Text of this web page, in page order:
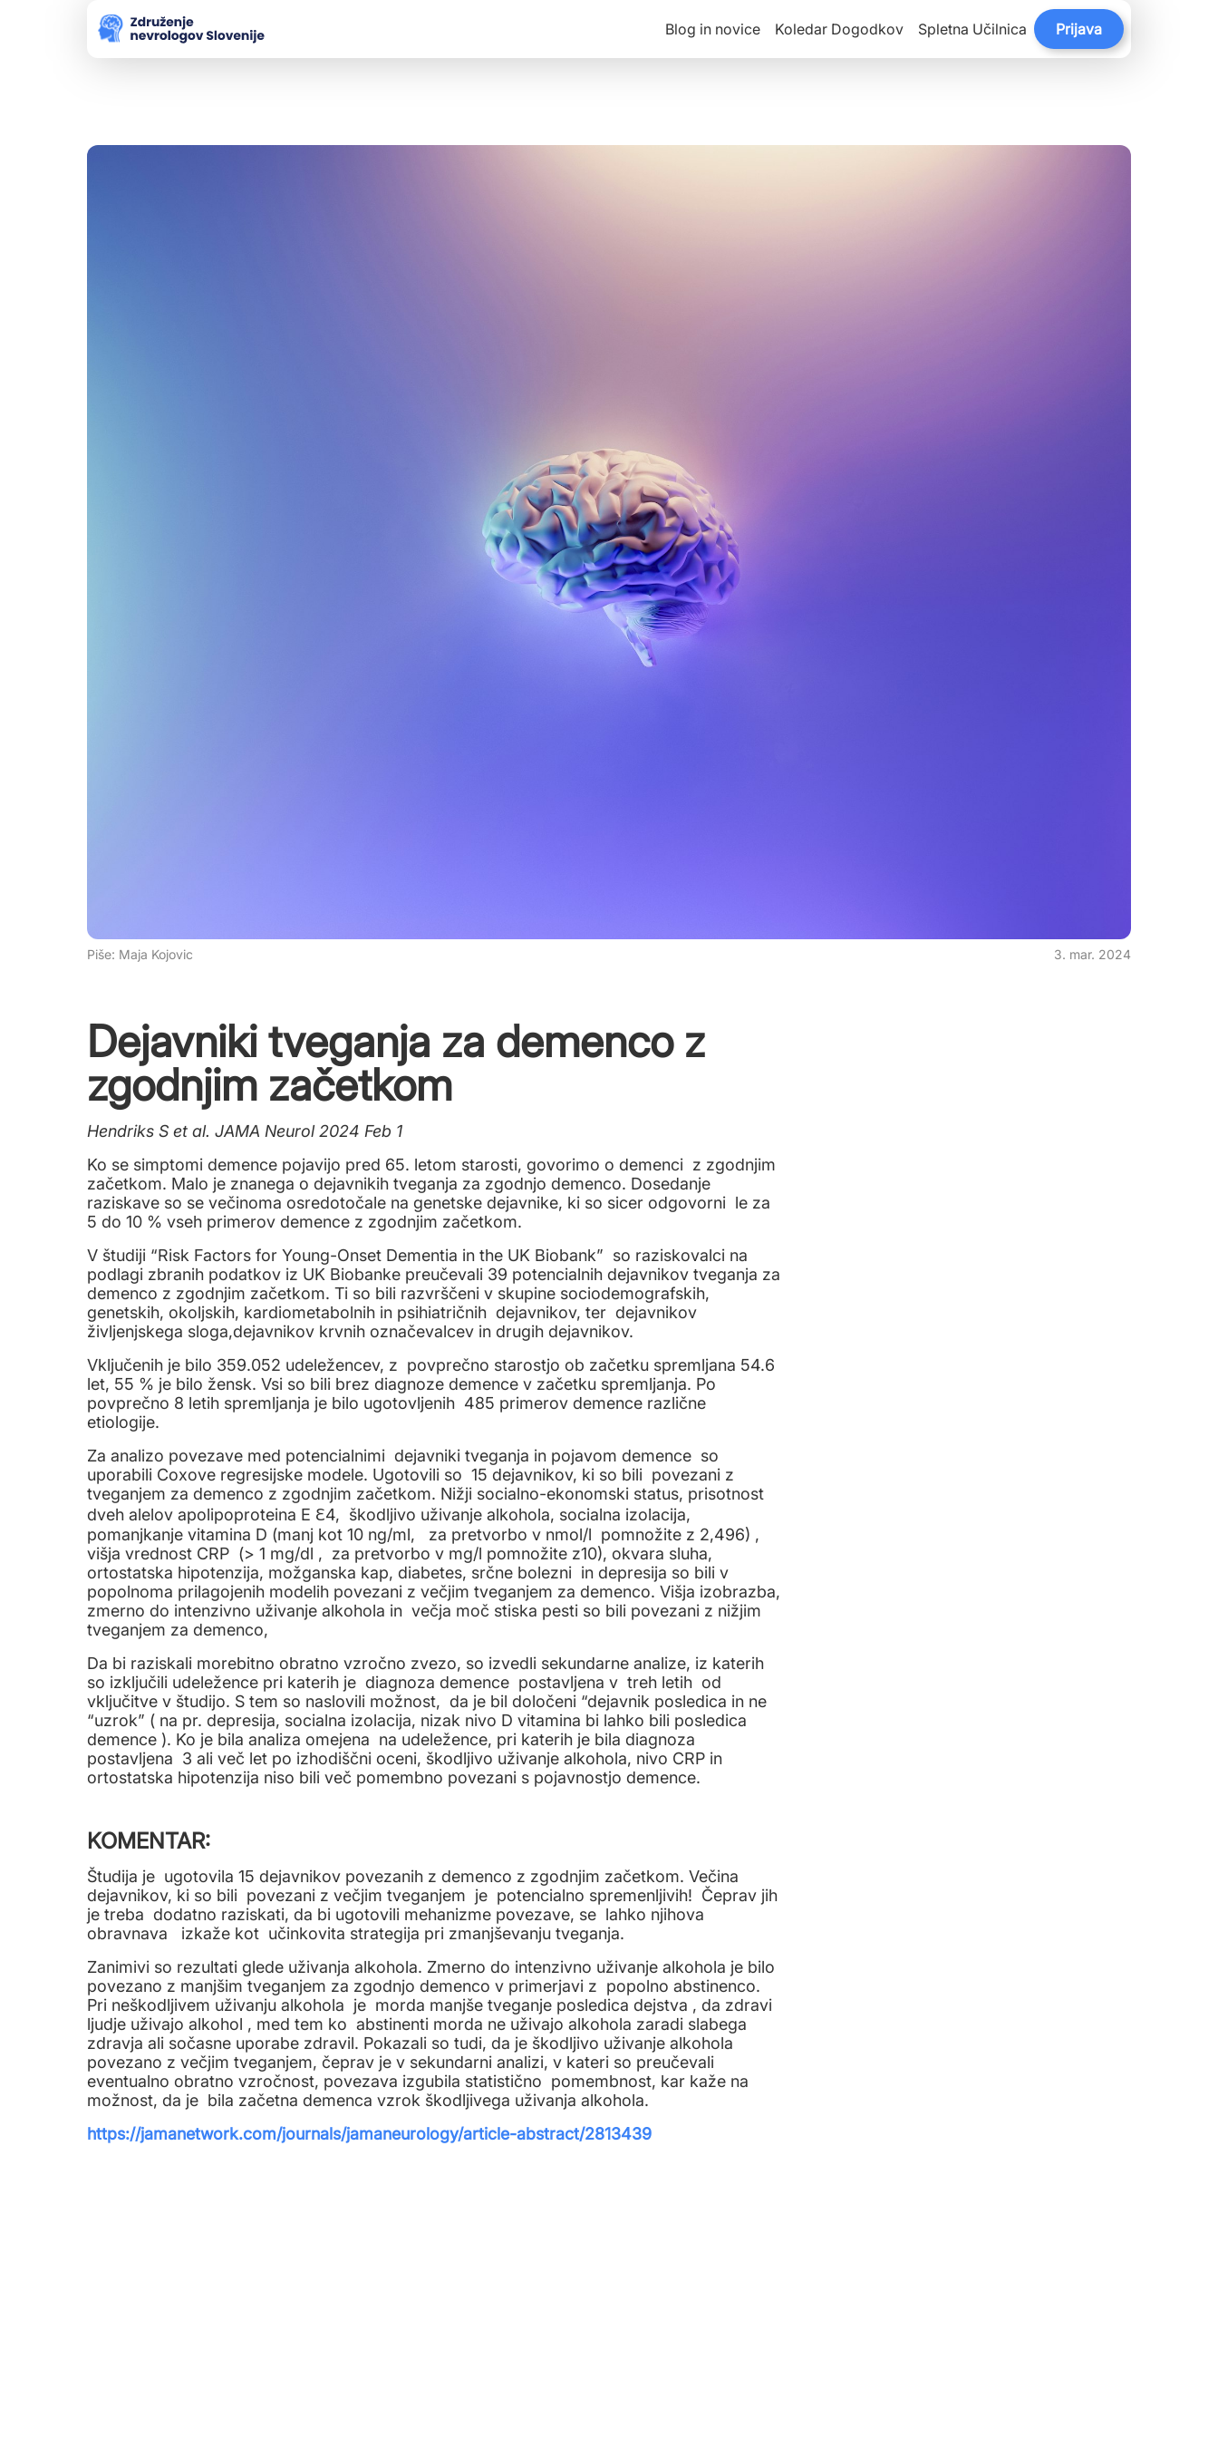
Blog in novice Koledar Dogodkov Spletna Učilnica Prijava
Piše: Maja Kojovic 3. mar. 2024
Dejavniki tveganja za demenco z
zgodnjim začetkom
Hendriks S et al. JAMA Neurol 2024 Feb 1
Ko se simptomi demence pojavijo pred 65. letom starosti, govorimo o demenci z zgodnjim
začetkom. Malo je znanega o dejavnikih tveganja za zgodnjo demenco. Dosedanje
raziskave so se večinoma osredotočale na genetske dejavnike, ki so sicer odgovorni le za
5 do 10 % vseh primerov demence z zgodnjim začetkom.
V študiji “Risk Factors for Young-Onset Dementia in the UK Biobank” so raziskovalci na
podlagi zbranih podatkov iz UK Biobanke preučevali 39 potencialnih dejavnikov tveganja za
demenco z zgodnjim začetkom. Ti so bili razvrščeni v skupine sociodemografskih,
genetskih, okoljskih, kardiometabolnih in psihiatričnih dejavnikov, ter dejavnikov
življenjskega sloga,dejavnikov krvnih označevalcev in drugih dejavnikov.
Vključenih je bilo 359.052 udeležencev, z povprečno starostjo ob začetku spremljana 54.6
let, 55 % je bilo žensk. Vsi so bili brez diagnoze demence v začetku spremljanja. Po
povprečno 8 letih spremljanja je bilo ugotovljenih 485 primerov demence različne
etiologije.
Za analizo povezave med potencialnimi dejavniki tveganja in pojavom demence so
uporabili Coxove regresijske modele. Ugotovili so 15 dejavnikov, ki so bili povezani z
tveganjem za demenco z zgodnjim začetkom. Nižji socialno-ekonomski status, prisotnost
dveh alelov apolipoproteina E ℇ4, škodljivo uživanje alkohola, socialna izolacija,
pomanjkanje vitamina D (manj kot 10 ng/ml, za pretvorbo v nmol/l pomnožite z 2,496) ,
višja vrednost CRP (> 1 mg/dl , za pretvorbo v mg/l pomnožite z10), okvara sluha,
ortostatska hipotenzija, možganska kap, diabetes, srčne bolezni in depresija so bili v
popolnoma prilagojenih modelih povezani z večjim tveganjem za demenco. Višja izobrazba,
zmerno do intenzivno uživanje alkohola in večja moč stiska pesti so bili povezani z nižjim
tveganjem za demenco,
Da bi raziskali morebitno obratno vzročno zvezo, so izvedli sekundarne analize, iz katerih
so izključili udeležence pri katerih je diagnoza demence postavljena v treh letih od
vključitve v študijo. S tem so naslovili možnost, da je bil določeni “dejavnik posledica in ne
“uzrok” ( na pr. depresija, socialna izolacija, nizak nivo D vitamina bi lahko bili posledica
demence ). Ko je bila analiza omejena na udeležence, pri katerih je bila diagnoza
postavljena 3 ali več let po izhodiščni oceni, škodljivo uživanje alkohola, nivo CRP in
ortostatska hipotenzija niso bili več pomembno povezani s pojavnostjo demence.
KOMENTAR:
Študija je ugotovila 15 dejavnikov povezanih z demenco z zgodnjim začetkom. Večina
dejavnikov, ki so bili povezani z večjim tveganjem je potencialno spremenljivih! Čeprav jih
je treba dodatno raziskati, da bi ugotovili mehanizme povezave, se lahko njihova
obravnava izkaže kot učinkovita strategija pri zmanjševanju tveganja.
Zanimivi so rezultati glede uživanja alkohola. Zmerno do intenzivno uživanje alkohola je bilo
povezano z manjšim tveganjem za zgodnjo demenco v primerjavi z popolno abstinenco.
Pri neškodljivem uživanju alkohola je morda manjše tveganje posledica dejstva , da zdravi
ljudje uživajo alkohol , med tem ko abstinenti morda ne uživajo alkohola zaradi slabega
zdravja ali sočasne uporabe zdravil. Pokazali so tudi, da je škodljivo uživanje alkohola
povezano z večjim tveganjem, čeprav je v sekundarni analizi, v kateri so preučevali
eventualno obratno vzročnost, povezava izgubila statistično pomembnost, kar kaže na
možnost, da je bila začetna demenca vzrok škodljivega uživanja alkohola. ‍
https://jamanetwork.com/journals/jamaneurology/article-abstract/2813439